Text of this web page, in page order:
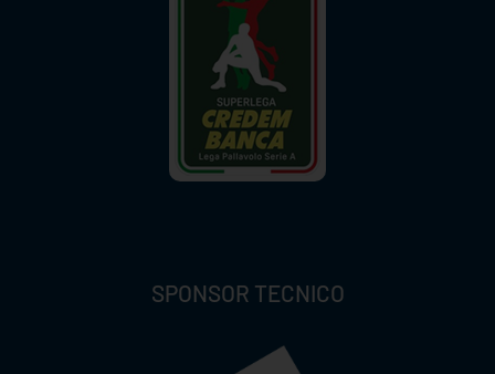
SPONSOR TECNICO